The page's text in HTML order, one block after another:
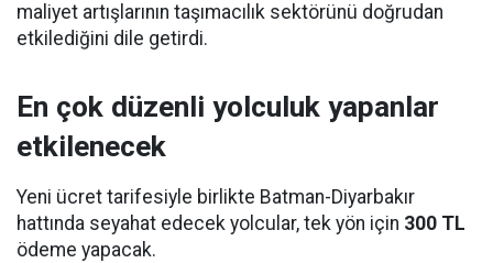
maliyet artışlarının taşımacılık sektörünü doğrudan
etkilediğini dile getirdi.
En çok düzenli yolculuk yapanlar
etkilenecek
Yeni ücret tarifesiyle birlikte Batman-Diyarbakır
hattında seyahat edecek yolcular, tek yön için 300 TL
ödeme yapacak.